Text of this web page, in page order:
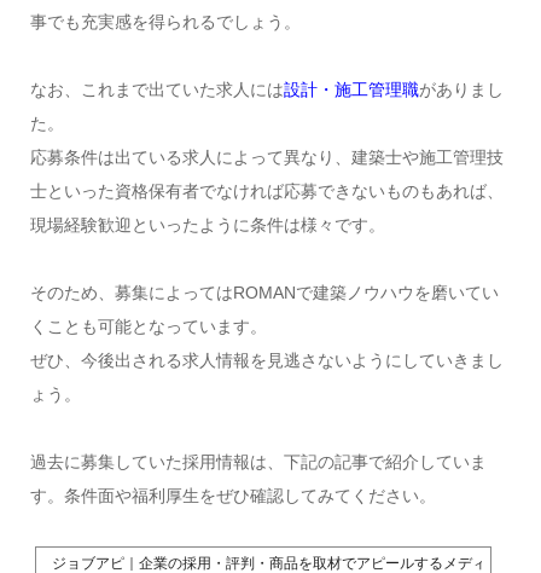
事でも充実感を得られるでしょう。
なお、これまで出ていた求人には設計・施工管理職がありまし
た。
応募条件は出ている求人によって異なり、建築士や施工管理技
士といった資格保有者でなければ応募できないものもあれば、
現場経験歓迎といったように条件は様々です。
そのため、募集によってはROMANで建築ノウハウを磨いてい
くことも可能となっています。
ぜひ、今後出される求人情報を見逃さないようにしていきまし
ょう。
過去に募集していた採用情報は、下記の記事で紹介していま
す。条件面や福利厚生をぜひ確認してみてください。
ジョブアピ｜企業の採用・評判・商品を取材でアピールするメディア